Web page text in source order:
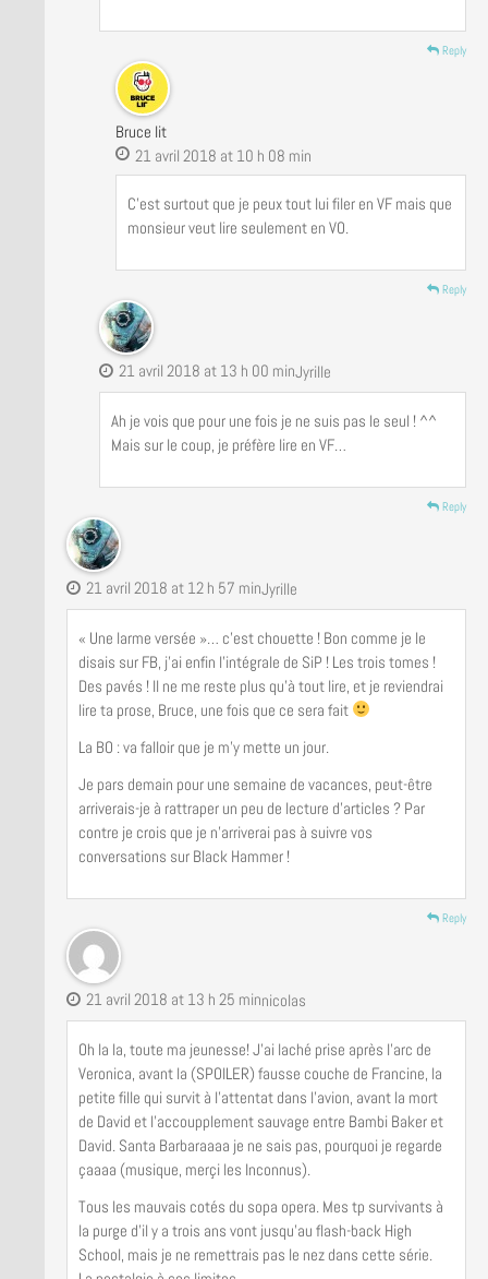
Reply
Bruce lit
21 avril 2018 at 10 h 08 min
C’est surtout que je peux tout lui filer en VF mais que
monsieur veut lire seulement en VO.
Reply
Jyrille
21 avril 2018 at 13 h 00 min
Ah je vois que pour une fois je ne suis pas le seul ! ^^
Mais sur le coup, je préfère lire en VF…
Reply
Jyrille
21 avril 2018 at 12 h 57 min
« Une larme versée »… c’est chouette ! Bon comme je le
disais sur FB, j’ai enfin l’intégrale de SiP ! Les trois tomes !
Des pavés ! Il ne me reste plus qu’à tout lire, et je reviendrai
lire ta prose, Bruce, une fois que ce sera fait
La BO : va falloir que je m’y mette un jour.
Je pars demain pour une semaine de vacances, peut-être
arriverais-je à rattraper un peu de lecture d’articles ? Par
contre je crois que je n’arriverai pas à suivre vos
conversations sur Black Hammer !
Reply
nicolas
21 avril 2018 at 13 h 25 min
Oh la la, toute ma jeunesse! J’ai laché prise après l’arc de
Veronica, avant la (SPOILER) fausse couche de Francine, la
petite fille qui survit à l’attentat dans l’avion, avant la mort
de David et l’accoupplement sauvage entre Bambi Baker et
David. Santa Barbaraaaa je ne sais pas, pourquoi je regarde
çaaaa (musique, merçi les Inconnus).
Tous les mauvais cotés du sopa opera. Mes tp survivants à
la purge d’il y a trois ans vont jusqu’au flash-back High
School, mais je ne remettrais pas le nez dans cette série.